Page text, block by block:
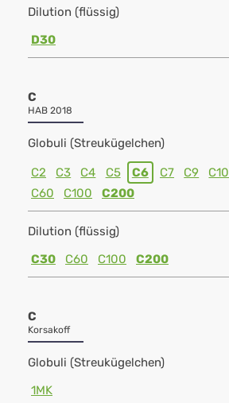
Dilution (flüssig)
D30
C
HAB 2018
Globuli (Streukügelchen)
C2 C3 C4 C5 C6 C7 C9 C10
C60
C100 C200
Dilution (flüssig)
C30
C60 C100 C200
C
Korsakoff
Globuli (Streukügelchen)
1MK